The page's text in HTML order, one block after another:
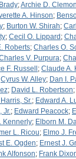
;Archie D.
A. Hinson;
; Burton W. Shirah;
; Cecil O. Lippard ;
Roberts; Charles O.
V. Purpura;
F. Russell ; Claude A.
Cyrus W. Alley; Dan I.
; David L. Robertson;
Sr.; Edward A.
Jr.; Edward Peacock;
Kennerly; Elborn M.
L. Ricou; Elmo J.
E. Ogden; Ernest J.
Alfonson; Frank